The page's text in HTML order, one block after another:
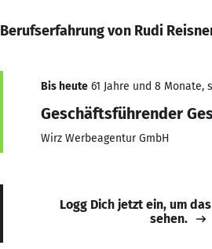
Berufserfahrung von Rudi
Bis heute 61 Jahre und 8 Monate,
Geschäftsführender
Wirz Werbeagentur GmbH
Logg Dich jetzt ein, um
sehen.